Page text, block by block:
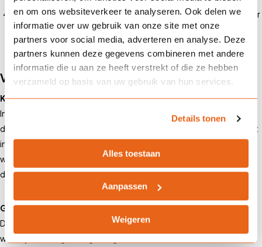
en om ons websiteverkeer te analyseren. Ook delen we
informatie over uw gebruik van onze site met onze
partners voor social media, adverteren en analyse. Deze
partners kunnen deze gegevens combineren met andere
informatie die u aan ze heeft verstrekt of die ze hebben
verzameld op basis van uw gebruik van hun services.
Details tonen
Alles toestaan
Aanpassen
Weigeren
Ondersteuning bij schade:Bij een cyberincident staan we klaar
om je te ondersteunen en de schadeafhandeling snel en efficiënt
te regelen.
Voorbeelden van Cyberincidenten
KNVB datalek (2016)
In 2016 verloor de Koninklijke Nederlandse Voetbalbond (KNVB)
duizenden persoonsgegevens van leden door een groot datalek. Dit
incident leidde tot herstelkosten, juridische bijstand en boetes ter
waarde van €1 miljoen, maar gelukkig dekte hun cyberverzekering
deze kosten grotendeels.
Gemeente Alkmaar cyberaanval (2021)
De gemeente Alkmaar werd in 2021 getroffen door een cyberaanval
waarbij hackers gevoelige burgerinformatie stalen. Het herstel,